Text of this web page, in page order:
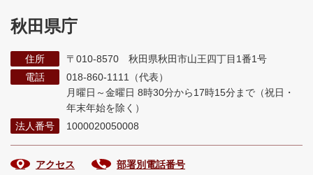
秋田県庁
住所
〒010-8570 秋田県秋田市山王四丁目1番1号
電話
018-860-1111（代表）
月曜日～金曜日 8時30分から17時15分まで （祝日・
年末年始を除く）
法人番号
1000020050008
アクセス 部署別電話番号